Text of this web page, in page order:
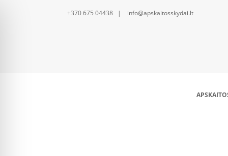
+370 675 04438 | info@apskaitosskydai.lt